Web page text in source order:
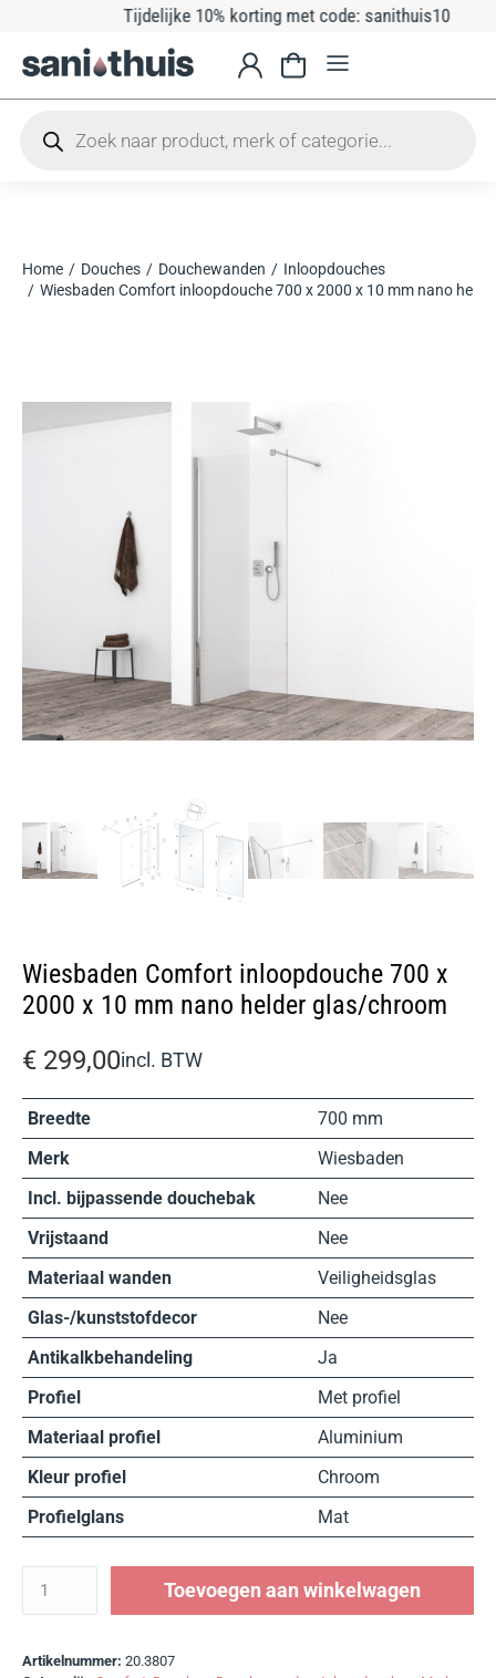
Tijdelijke 10% korting met code: sanithuis10
Je bent hier:
Home Douches Douchewanden
Inloopdouches
Wiesbaden Comfort inloopdouche 700 x 2000 x 10 mm nano
Wiesbaden Comfort inloopdouche 700 x
2000 x 10 mm nano helder glas/chroom
€ 299,00incl. BTW
Breedte
700 mm
Merk
Wiesbaden
Incl. bijpassende douchebak
Nee
Vrijstaand
Nee
Materiaal wanden
Veiligheidsglas
Glas-/kunststofdecor
Nee
Antikalkbehandeling
Ja
Profiel
Met profiel
Materiaal profiel
Aluminium
Kleur profiel
Chroom
Profielglans
Mat
Toevoegen aan winkelwagen
Artikelnummer: 20.3807